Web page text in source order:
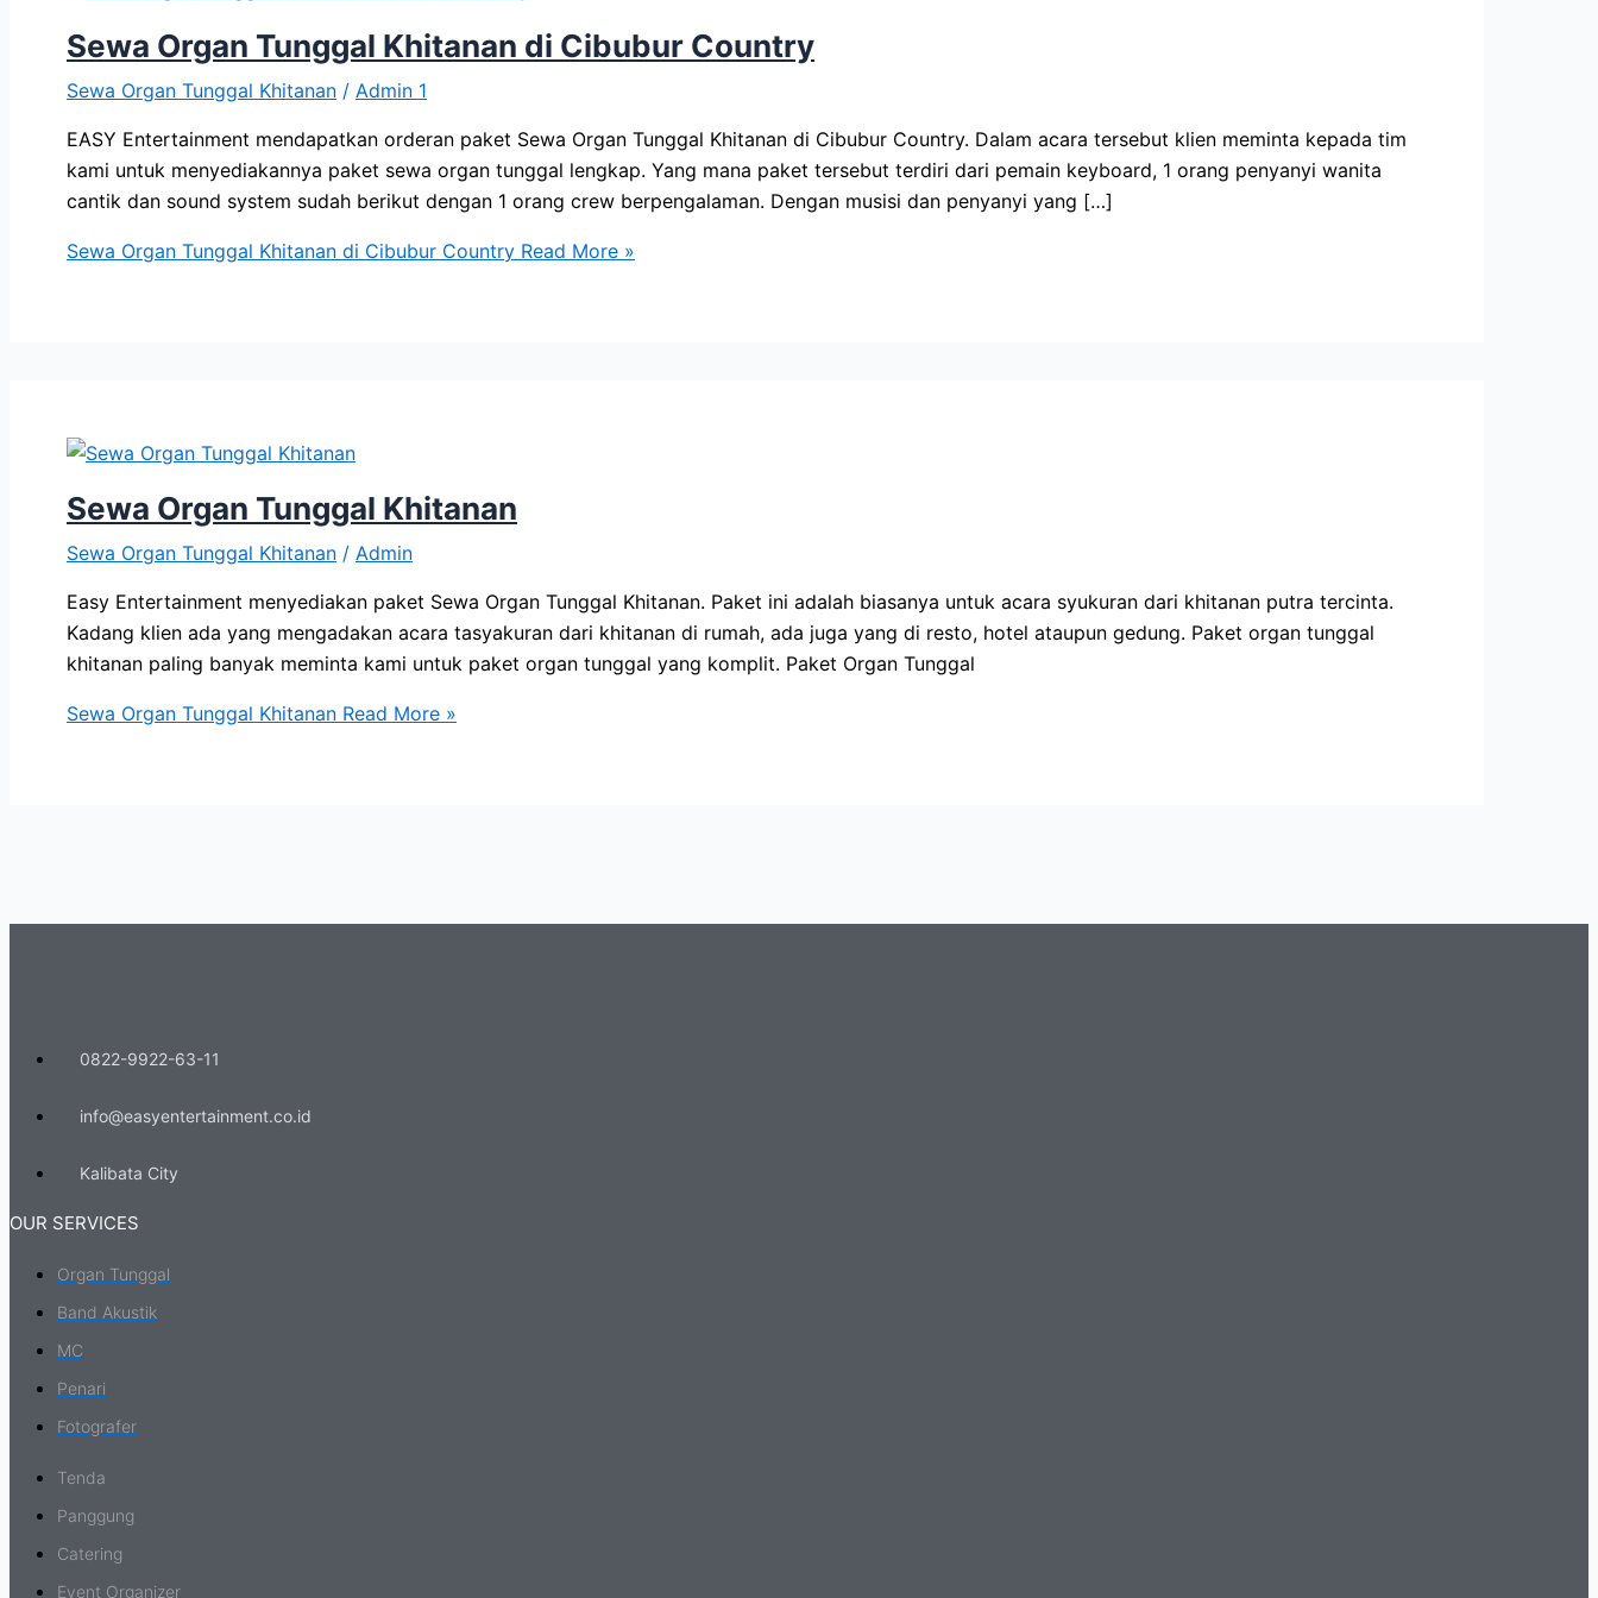
Sewa Organ Tunggal Khitanan di Cibubur Country
Sewa Organ Tunggal Khitanan / Admin 1
EASY Entertainment mendapatkan orderan paket Sewa Organ Tunggal Khitanan di Cibubur Country. Dalam acara tersebut klien meminta kepada tim
kami untuk menyediakannya paket sewa organ tunggal lengkap. Yang mana paket tersebut terdiri dari pemain keyboard, 1 orang penyanyi wanita
cantik dan sound system sudah berikut dengan 1 orang crew berpengalaman. Dengan musisi dan penyanyi yang […]
Sewa Organ Tunggal Khitanan di Cibubur Country Read More »
Sewa Organ Tunggal Khitanan
Sewa Organ Tunggal Khitanan / Admin
Easy Entertainment menyediakan paket Sewa Organ Tunggal Khitanan. Paket ini adalah biasanya untuk acara syukuran dari khitanan putra tercinta.
Kadang klien ada yang mengadakan acara tasyakuran dari khitanan di rumah, ada juga yang di resto, hotel ataupun gedung. Paket organ tunggal
khitanan paling banyak meminta kami untuk paket organ tunggal yang komplit. Paket Organ Tunggal
Sewa Organ Tunggal Khitanan Read More »
0822-9922-63-11
info@easyentertainment.co.id
Kalibata City
OUR SERVICES
Organ Tunggal
Band Akustik
MC
Penari
Fotografer
Tenda
Panggung
Catering
Event Organizer